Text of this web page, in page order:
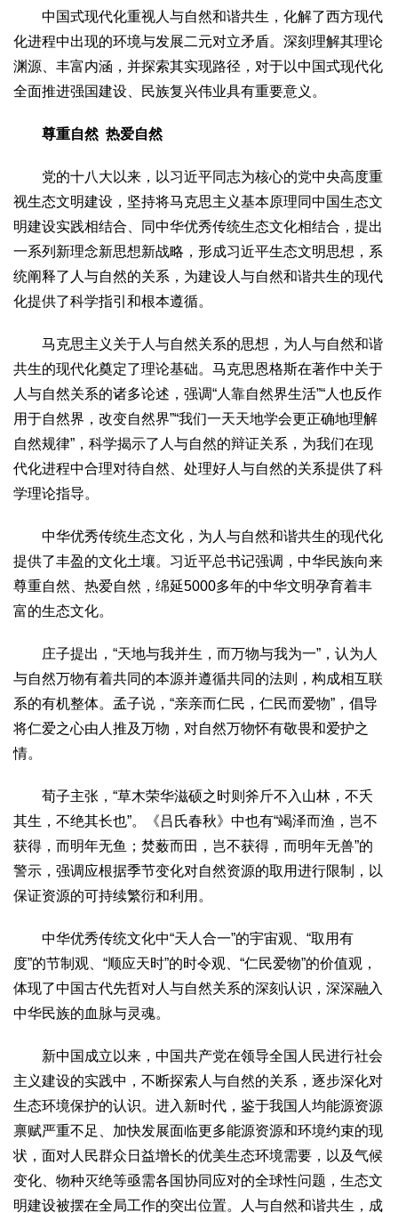
在线期刊
2017 2016 2015 2018 2019
关于我们
杂志简介 杂志编委会 组织机构 联系我们 智慧中国动态
智慧城市
康养
工作动态 康养思语 明星老人 项目介绍
县域经济
成果展示
政策发布 视频播报 工程案例
康养智库
合作伙伴
中国式现代化重视人与自然和谐共生，化解了西方现代
化进程中出现的环境与发展二元对立矛盾。深刻理解其理论
渊源、丰富内涵，并探索其实现路径，对于以中国式现代化
全面推进强国建设、民族复兴伟业具有重要意义。
尊重自然 热爱自然
党的十八大以来，以习近平同志为核心的党中央高度重
视生态文明建设，坚持将马克思主义基本原理同中国生态文
明建设实践相结合、同中华优秀传统生态文化相结合，提出
一系列新理念新思想新战略，形成习近平生态文明思想，系
统阐释了人与自然的关系，为建设人与自然和谐共生的现代
化提供了科学指引和根本遵循。
马克思主义关于人与自然关系的思想，为人与自然和谐
共生的现代化奠定了理论基础。马克思恩格斯在著作中关于
人与自然关系的诸多论述，强调“人靠自然界生活”“人也反作
用于自然界，改变自然界”“我们一天天地学会更正确地理解
自然规律”，科学揭示了人与自然的辩证关系，为我们在现
代化进程中合理对待自然、处理好人与自然的关系提供了科
学理论指导。
中华优秀传统生态文化，为人与自然和谐共生的现代化
提供了丰盈的文化土壤。习近平总书记强调，中华民族向来
尊重自然、热爱自然，绵延5000多年的中华文明孕育着丰
富的生态文化。
庄子提出，“天地与我并生，而万物与我为一”，认为人
与自然万物有着共同的本源并遵循共同的法则，构成相互联
系的有机整体。孟子说，“亲亲而仁民，仁民而爱物”，倡导
将仁爱之心由人推及万物，对自然万物怀有敬畏和爱护之
情。
荀子主张，“草木荣华滋硕之时则斧斤不入山林，不夭
其生，不绝其长也”。《吕氏春秋》中也有“竭泽而渔，岂不
获得，而明年无鱼；焚薮而田，岂不获得，而明年无兽”的
警示，强调应根据季节变化对自然资源的取用进行限制，以
保证资源的可持续繁衍和利用。
中华优秀传统文化中“天人合一”的宇宙观、“取用有
度”的节制观、“顺应天时”的时令观、“仁民爱物”的价值观，
体现了中国古代先哲对人与自然关系的深刻认识，深深融入
中华民族的血脉与灵魂。
新中国成立以来，中国共产党在领导全国人民进行社会
主义建设的实践中，不断探索人与自然的关系，逐步深化对
生态环境保护的认识。进入新时代，鉴于我国人均能源资源
禀赋严重不足、加快发展面临更多能源资源和环境约束的现
状，面对人民群众日益增长的优美生态环境需要，以及气候
变化、物种灭绝等亟需各国协同应对的全球性问题，生态文
明建设被摆在全局工作的突出位置。人与自然和谐共生，成